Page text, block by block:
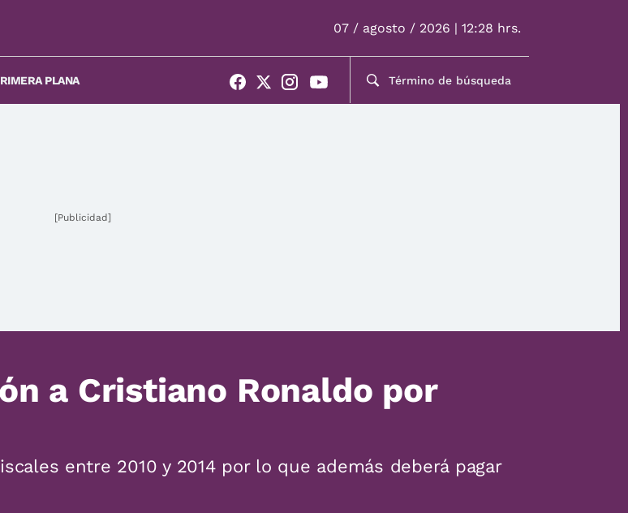
07 / agosto / 2026 | 12:28 hrs.
PLANA
[Publicidad]
a Cristiano Ronaldo por
entre 2010 y 2014 por lo que además deberá pagar